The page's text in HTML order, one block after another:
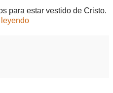
para estar vestido de Cristo.